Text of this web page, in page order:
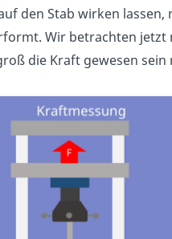
den Stab wirken
Wir betrachten
die Kraft gewesen sein